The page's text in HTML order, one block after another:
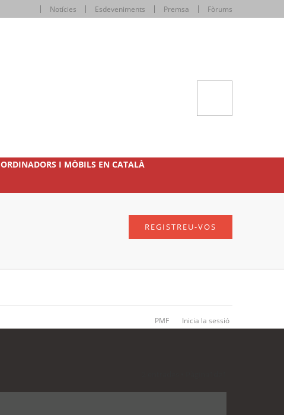
Notícies Esdeveniments Premsa Fòrums
ORDINADORS I MÒBILS EN CATALÀ
REGISTREU-VOS
PMF Inicia la sessió